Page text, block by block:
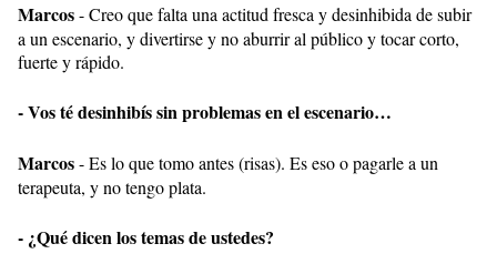
Marcos- Creo que falta una actitud fresca y desinhibida de subir
a un escenario, y divertirse y no aburrir al público y tocar corto,
fuerte y rápido.
- Vos té desinhibís sin problemas en el escenario…
Marcos- Es lo que tomo antes (risas). Es eso o pagarle a un
terapeuta, y no tengo plata.
- ¿Qué dicen los temas de ustedes?